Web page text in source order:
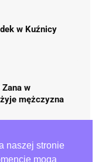
naszej stronie
mogą
w Kuźnicy
w
mężczyzna
duże zmiany w